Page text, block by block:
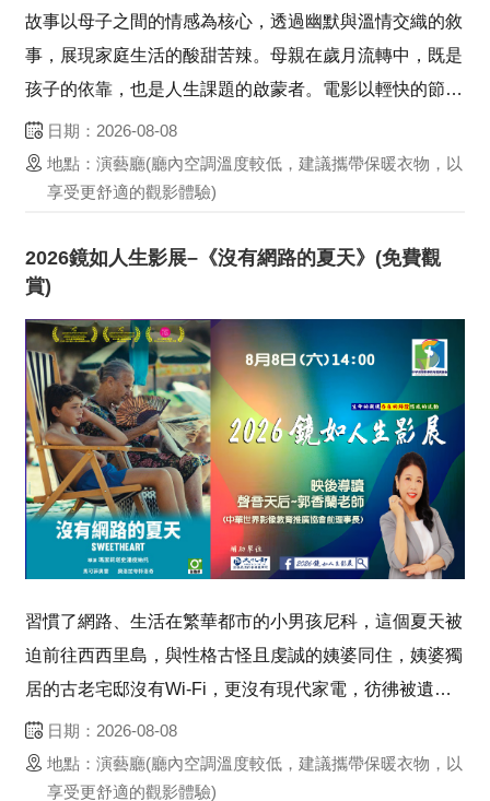
故事以母子之間的情感為核心，透過幽默與溫情交織的敘
事，展現家庭生活的酸甜苦辣。母親在歲月流轉中，既是
孩子的依靠，也是人生課題的啟蒙者。電影以輕快的節奏
描繪親情的深厚，將笑聲與淚水巧妙融合，讓觀眾在歡笑
中感受母愛的偉大與無私。這是一段既真實又動人的旅
程，提醒人們珍惜與母親相處的時光，並在生命的故事裡
日期：2026-08-08
地點：演藝廳(廳內空調溫度較低，建議攜帶保暖衣物，以
享受更舒適的觀影體驗)
2026鏡如人生影展–《沒有網路的夏天》(免費觀
賞)
習慣了網路、生活在繁華都市的小男孩尼科，這個夏天被
迫前往西西里島，與性格古怪且虔誠的姨婆同住，姨婆獨
居的古老宅邸沒有Wi-Fi，更沒有現代家電，彷彿被遺忘
在舊時光裡，原以為是場災難般的夏日假期，卻讓兩顆同
樣倔強的心在衝突中逐漸靠近，發展出一段彼此生命中從
未預料、卻最為渴望的深厚羈絆。《2026 鏡如...
日期：2026-08-08
地點：演藝廳(廳內空調溫度較低，建議攜帶保暖衣物，以
享受更舒適的觀影體驗)